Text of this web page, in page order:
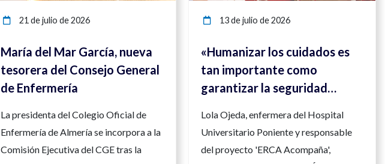
21 de julio de 2026
María del Mar García, nueva
tesorera del Consejo General
de Enfermería
La presidenta del Colegio Oficial de
Enfermería de Almería se incorpora a la
Comisión Ejecutiva del CGE tras la
13 de julio de 2026
«Humanizar los cuidados es
tan importante como
garantizar la seguridad
Lola Ojeda, enfermera del Hospital
Universitario Poniente y responsable
del proyecto 'ERCA Acompaña',